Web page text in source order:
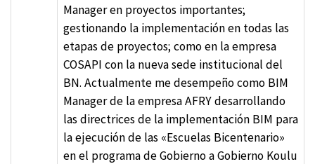
Manager en proyectos importantes;
gestionando la implementación en todas las
etapas de proyectos; como en la empresa
COSAPI con la nueva sede institucional del
BN. Actualmente me desempeño como BIM
Manager de la empresa AFRY desarrollando
las directrices de la implementación BIM para
la ejecución de las «Escuelas Bicentenario»
en el programa de Gobierno a Gobierno Koulu